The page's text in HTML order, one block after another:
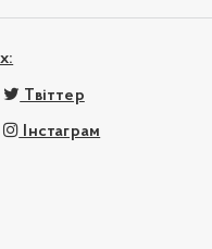
Твіттер
Інстаграм